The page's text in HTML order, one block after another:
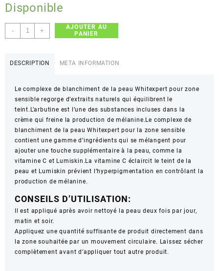
Disponible
-
quantité
de
zone
sensibles
WHITEXPERT
50ml
BIONNEX
+
AJOUTER AU
PANIER
DESCRIPTION META INFORMATION
Le complexe de blanchiment de la peau Whitexpert pour zone
sensible regorge d’extraits naturels qui équilibrent le
teint.L’arbutine est l’une des substances incluses dans la
crème qui freine la production de mélanine.Le complexe de
blanchiment de la peau Whitexpert pour la zone sensible
contient une gamme d’ingrédients qui se mélangent pour
ajouter une touche supplémentaire à la peau, comme la
vitamine C et Lumiskin.La vitamine C éclaircit le teint de la
peau et Lumiskin prévient l’hyperpigmentation en contrôlant la
production de mélanine.
CONSEILS D’UTILISATION:
Il est appliqué après avoir nettoyé la peau deux fois par jour,
matin et soir.
Appliquez une quantité suffisante de produit directement dans
la zone souhaitée par un mouvement circulaire. Laissez sécher
complètement avant d’appliquer tout autre produit.